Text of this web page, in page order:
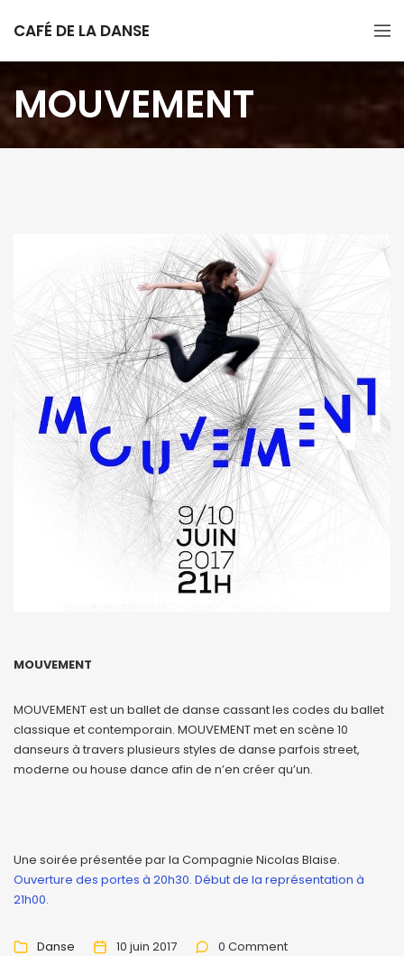
CAFÉ DE LA DANSE
MOUVEMENT
MOUVEMENT
MOUVEMENT est un ballet de danse cassant les codes du ballet
classique et contemporain. MOUVEMENT met en scène 10
danseurs à travers plusieurs styles de danse parfois street,
moderne ou house dance afin de n’en créer qu’un.
Une soirée présentée par la Compagnie Nicolas Blaise.
Ouverture des portes à 20h30. Début de la représentation à
21h00.
Danse 10 juin 2017 0 Comment